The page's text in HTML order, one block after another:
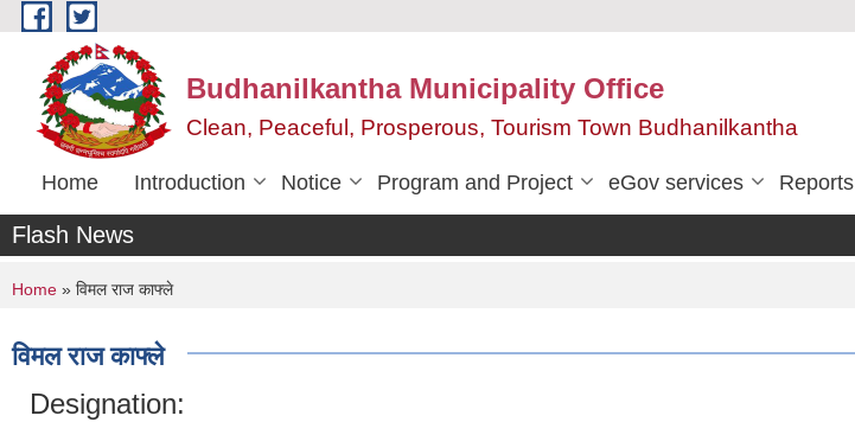
Skip to main content
Budhanilkantha Municipality Office
Clean, Peaceful, Prosperous, Tourism Town Budhanilkantha
Home Introduction Notice Program and Project eGov services Reports
Flash News
You are here
Home » विमल राज काफ्ले
विमल राज काफ्ले
Designation: